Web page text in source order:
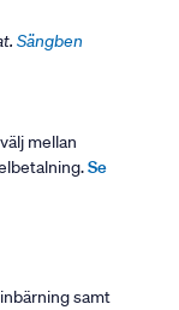
Sängben
mellan
Se
samt